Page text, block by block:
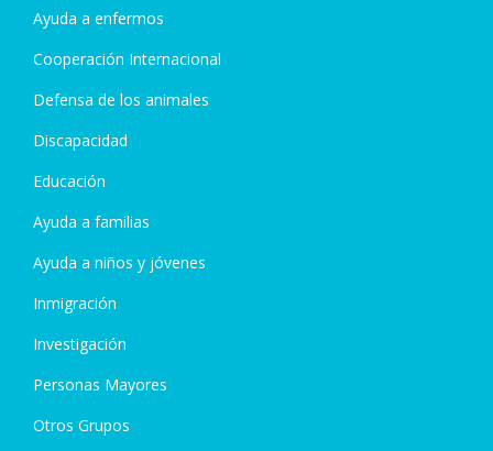
Ayuda a enfermos
Cooperación Internacional
Defensa de los animales
Discapacidad
Educación
Ayuda a familias
Ayuda a niños y jóvenes
Inmigración
Investigación
Personas Mayores
Otros Grupos